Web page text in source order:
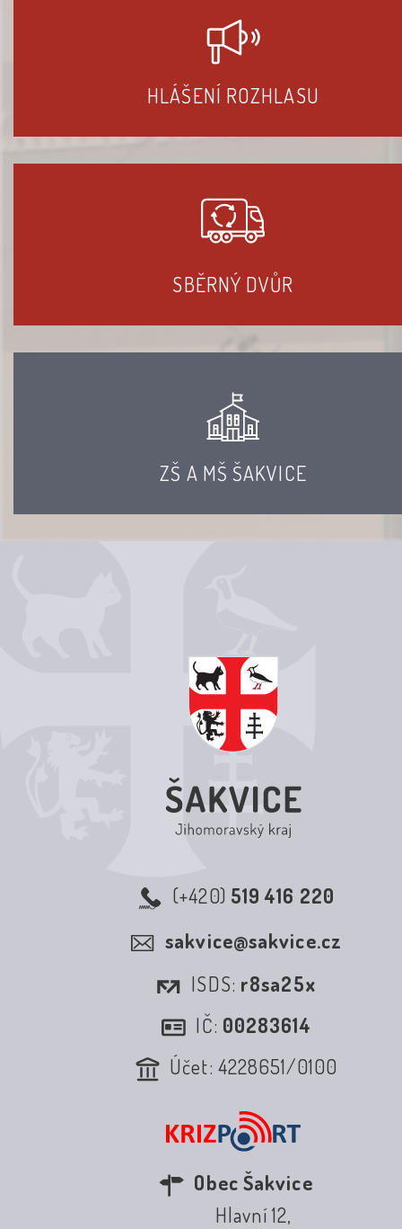
HLÁŠENÍ ROZHLASU
SBĚRNÝ DVŮR
ZŠ A MŠ ŠAKVICE
(+420) 519 416 220
sakvice@sakvice.cz
ISDS: r8sa25x
IČ: 00283614
Účet: 4228651/0100
Obec Šakvice
Hlavní 12,